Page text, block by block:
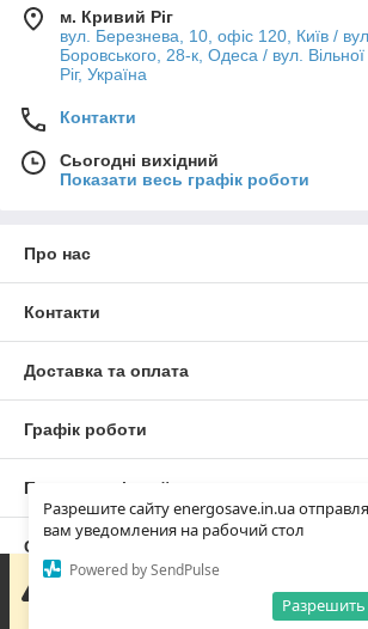
Разрешите сайту energosave.in.ua
вам уведомления на рабочий стол
Powered by SendPulse
Разрешить
м. Кривий Ріг
вул. Березнева, 10, офіс 120, Київ /
Боровського, 28-к, Одеса / вул. Вільної
Ріг, Україна
Контакти
Сьогодні вихідний
Показати весь графік роботи
Про нас
Контакти
Доставка та оплата
Графік роботи
Повна версія сайту
Сайт створено на маркетплейсі
Політика конфіденційності
Зараз у компанії неробочий час.
повідомлення будуть оброблені з